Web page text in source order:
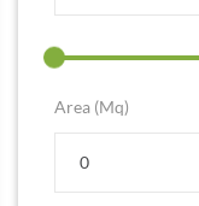
Area (Mq)